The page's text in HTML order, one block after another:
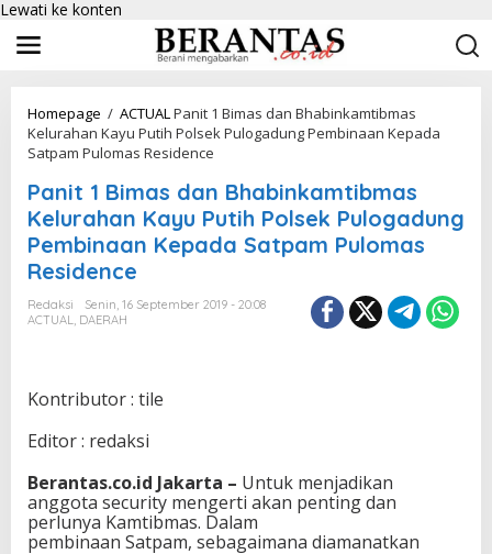
Lewati ke konten
Homepage / ACTUALPanit 1 Bimas dan Bhabinkamtibmas
Kelurahan Kayu Putih Polsek Pulogadung Pembinaan Kepada
Satpam Pulomas Residence
Panit 1 Bimas dan Bhabinkamtibmas
Kelurahan Kayu Putih Polsek Pulogadung
Pembinaan Kepada Satpam Pulomas
Residence
Redaksi
Senin, 16 September 2019 - 20:08
ACTUAL, DAERAH
Kontributor : tile
Editor : redaksi
Berantas.co.id Jakarta – Untuk menjadikan
anggota security mengerti akan penting dan
perlunya Kamtibmas. Dalam
pembinaan Satpam, sebagaimana diamanatkan